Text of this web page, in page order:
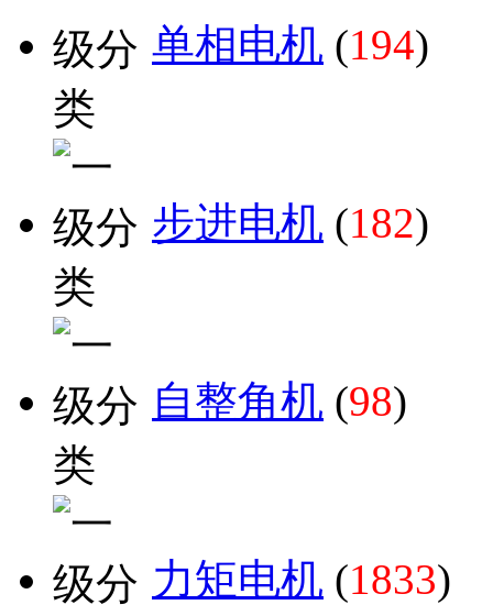
单相电机 (194)
步进电机 (182)
自整角机 (98)
力矩电机 (1833)